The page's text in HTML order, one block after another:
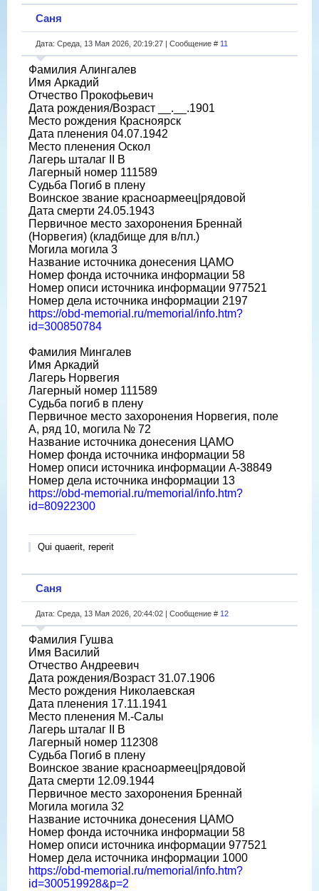
Саня
Дата: Среда, 13 Мая 2026, 20:19:27 | Сообщение # 11
Фамилия Алингалев
Имя Аркадий
Отчество Прокофьевич
Дата рождения/Возраст __.__.1901
Место рождения Красноярск
Дата пленения 04.07.1942
Место пленения Оскол
Лагерь шталаг II B
Лагерный номер 111589
Судьба Погиб в плену
Воинское звание красноармеец|рядовой
Дата смерти 24.05.1943
Первичное место захоронения Бреннай
(Норвегия) (кладбище для в/пл.)
Могила могила 3
Название источника донесения ЦАМО
Номер фонда источника информации 58
Номер описи источника информации 977521
Номер дела источника информации 2197
https://obd-memorial.ru/memorial/info.htm?
id=300850784
Фамилия Мингалев
Имя Аркадий
Лагерь Норвегия
Лагерный номер 111589
Судьба погиб в плену
Первичное место захоронения Норвегия, поле
А, ряд 10, могила № 72
Название источника донесения ЦАМО
Номер фонда источника информации 58
Номер описи источника информации A-38849
Номер дела источника информации 13
https://obd-memorial.ru/memorial/info.htm?
id=80922300
Qui quaerit, reperit
Саня
Дата: Среда, 13 Мая 2026, 20:44:02 | Сообщение # 12
Фамилия Гушва
Имя Василий
Отчество Андреевич
Дата рождения/Возраст 31.07.1906
Место рождения Николаевская
Дата пленения 17.11.1941
Место пленения М.-Салы
Лагерь шталаг II B
Лагерный номер 112308
Судьба Погиб в плену
Воинское звание красноармеец|рядовой
Дата смерти 12.09.1944
Первичное место захоронения Бреннай
Могила могила 32
Название источника донесения ЦАМО
Номер фонда источника информации 58
Номер описи источника информации 977521
Номер дела источника информации 1000
https://obd-memorial.ru/memorial/info.htm?
id=300519928&p=2